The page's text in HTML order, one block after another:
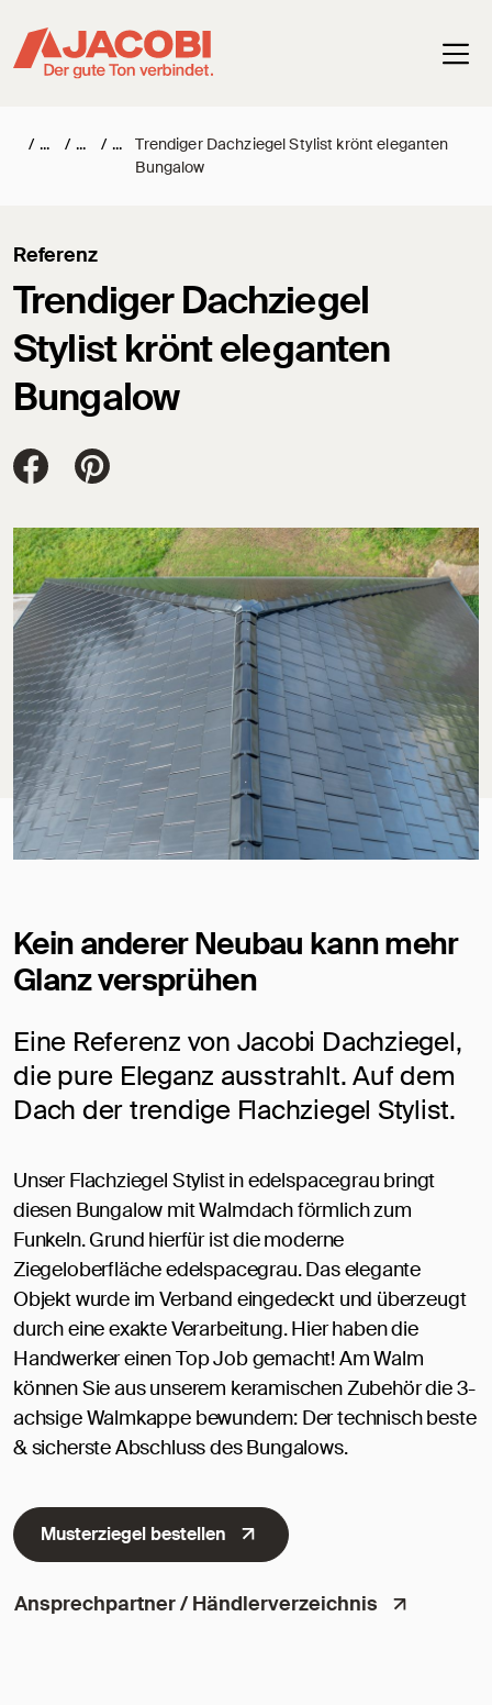
/ / /
Trendiger Dachziegel Stylist krönt eleganten
Bungalow
Trendiger Dachziegel
Stylist krönt eleganten
Bungalow
Referenz
Jacobi Dachziegel auf FaceBook
Jacobi Dachziegel auf Pinterest
Kein anderer Neubau kann mehr
Glanz versprühen
Eine Referenz von Jacobi Dachziegel,
die pure Eleganz ausstrahlt. Auf dem
Dach der trendige Flachziegel Stylist.
Unser Flachziegel Stylist in edelspacegrau bringt
diesen Bungalow mit Walmdach förmlich zum
Funkeln. Grund hierfür ist die moderne
Ziegeloberfläche edelspacegrau. Das elegante
Objekt wurde im Verband eingedeckt und überzeugt
durch eine exakte Verarbeitung. Hier haben die
Handwerker einen Top Job gemacht! Am Walm
können Sie aus unserem keramischen Zubehör die 3-
achsige Walmkappe bewundern: Der technisch beste
& sicherste Abschluss des Bungalows.
Musterziegel bestellen
Ansprechpartner / Händlerverzeichnis